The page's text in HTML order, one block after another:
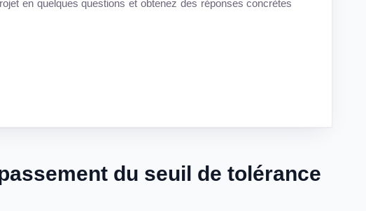
en quelques questions et obtenez des réponses concrètes
du seuil de tolérance